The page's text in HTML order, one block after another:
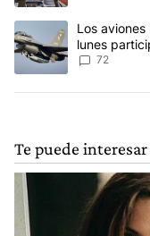
Un artículo de
Los
lunes
Aérea
72